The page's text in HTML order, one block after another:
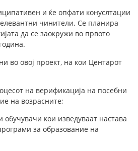
и ќе опфати конуслтации
чинители. Се планира
да се заокружи во првото
во овој проект, на кои Центарот
на верификација на посебни
на возрасните;
обучувачи кои изведуваат настава
за образование на